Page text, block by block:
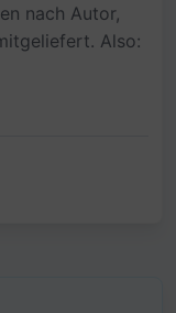
nach Autor,
Also: